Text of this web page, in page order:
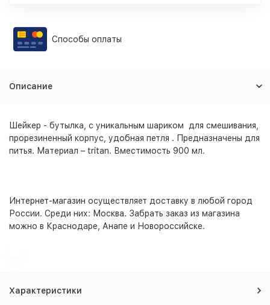
Способы оплаты
Описание
Шейкер - бутылка, с уникальным шариком для смешивания,
прорезиненный корпус, удобная петля . Предназначены для
питья. Материал – tritan. Вместимость 900 мл.
Интернет-магазин осуществляет доставку в любой город
России. Среди них: Москва. Забрать заказ из магазина
можно в Краснодаре, Анапе и Новороссийске.
Характеристики